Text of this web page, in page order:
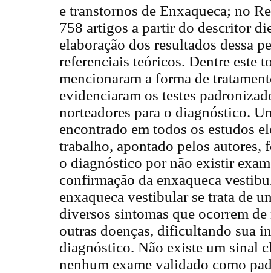
e transtornos de Enxaqueca; no
758 artigos a partir do descritor
elaboração dos resultados dessa
referenciais teóricos. Dentre este
mencionaram a forma de
evidenciaram os testes
norteadores para o diagnóstico.
encontrado em todos os estudos
trabalho, apontado pelos autores,
o diagnóstico por não existir
confirmação da enxaqueca
enxaqueca vestibular se trata de
diversos sintomas que ocorrem
outras doenças, dificultando sua
diagnóstico. Não existe um sinal
nenhum exame validado como